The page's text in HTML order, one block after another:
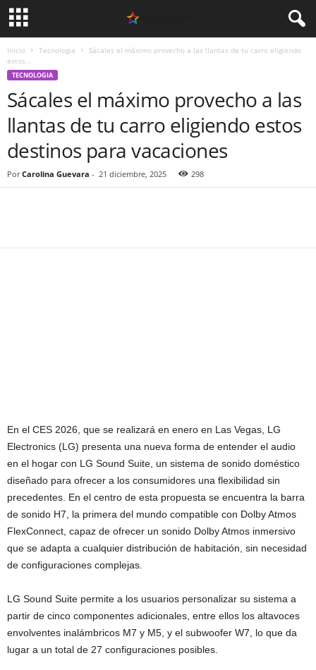
Inicio Tecnologia
Sácales el máximo provecho a las llantas de tu carro eligiendo
estos...
TECNOLOGIA
Sácales el máximo provecho a las
llantas de tu carro eligiendo estos
destinos para vacaciones
Por Carolina Guevara - 21 diciembre, 2025 298
En el CES 2026, que se realizará en enero en Las Vegas, LG
Electronics (LG) presenta una nueva forma de entender el audio
en el hogar con LG Sound Suite, un sistema de sonido doméstico
diseñado para ofrecer a los consumidores una flexibilidad sin
precedentes. En el centro de esta propuesta se encuentra la barra
de sonido H7, la primera del mundo compatible con Dolby Atmos
FlexConnect, capaz de ofrecer un sonido Dolby Atmos inmersivo
que se adapta a cualquier distribución de habitación, sin necesidad
de configuraciones complejas.
LG Sound Suite permite a los usuarios personalizar su sistema a
partir de cinco componentes adicionales, entre ellos los altavoces
envolventes inalámbricos M7 y M5, y el subwoofer W7, lo que da
lugar a un total de 27 configuraciones posibles.